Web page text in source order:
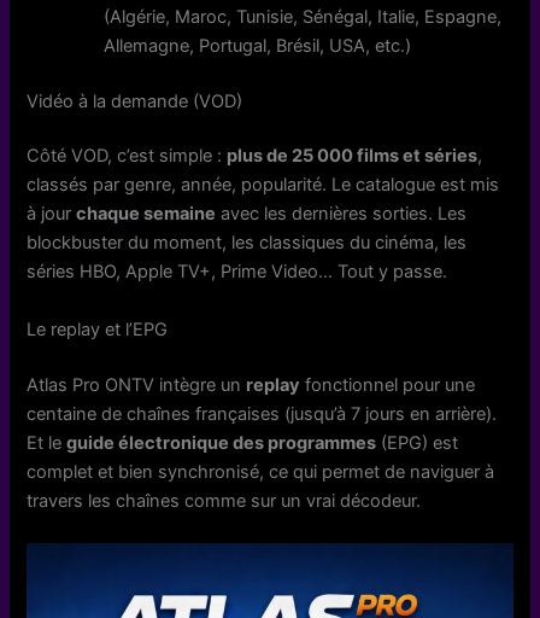
(Algérie, Maroc, Tunisie, Sénégal, Italie, Espagne,
Allemagne, Portugal, Brésil, USA, etc.)
Vidéo à la demande (VOD)
Côté VOD, c’est simple : plus de 25 000 films et séries,
classés par genre, année, popularité. Le catalogue est mis
à jourchaque semaine avec les dernières sorties. Les
blockbuster du moment, les classiques du cinéma, les
séries HBO, Apple TV+, Prime Video… Tout y passe.
Le replay et l’EPG
Atlas Pro ONTV intègre un replay fonctionnel pour une
centaine de chaînes françaises (jusqu’à 7 jours en arrière).
Et leguide électronique des programmes (EPG) est
complet et bien synchronisé, ce qui permet de naviguer à
travers les chaînes comme sur un vrai décodeur.